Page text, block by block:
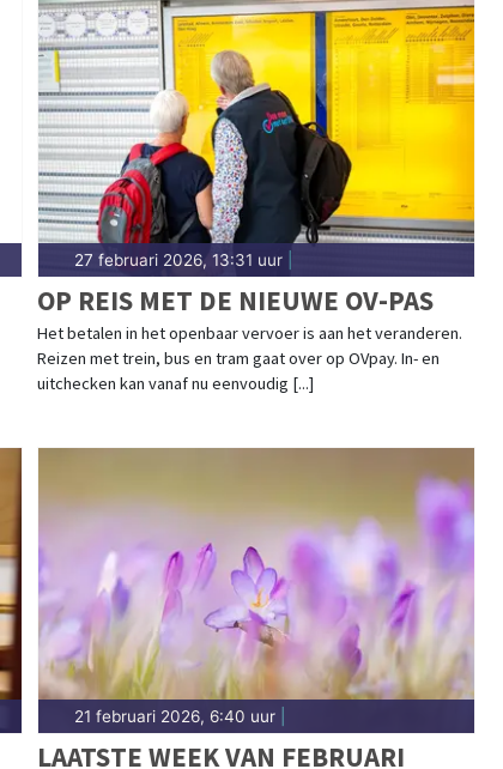
campus tot evenementen als Carnaval en het
Geleen.
27 februari 2026, 13:31 uur|
OP REIS MET DE NIEUWE OV-PAS
Het betalen in het openbaar vervoer is aan het veranderen.
Reizen met trein, bus en tram gaat over op OVpay. In- en
uitchecken kan vanaf nu eenvoudig [...]
21 februari 2026, 6:40 uur|
LAATSTE WEEK VAN FEBRUARI